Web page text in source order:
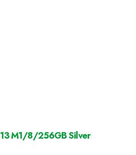
M1/8/256GB Silver